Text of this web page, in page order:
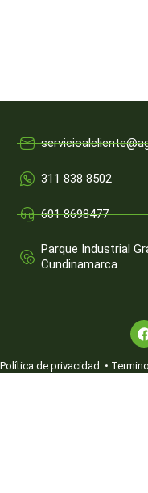
311 838 8502
601 8698477
Parque Industrial
Cundinamarca
Política de privacidad •